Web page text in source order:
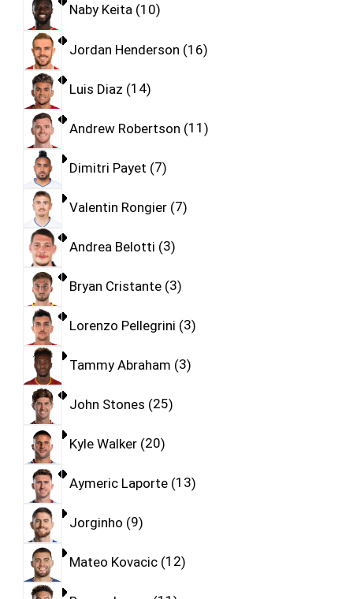
Naby Keita 10
Jordan Henderson 16
Luis Diaz 14
Andrew Robertson 11
Dimitri Payet 7
Valentin Rongier 7
Andrea Belotti 3
Bryan Cristante 3
Lorenzo Pellegrini 3
Tammy Abraham 3
John Stones 25
Kyle Walker 20
Aymeric Laporte 13
Jorginho 9
Mateo Kovacic 12